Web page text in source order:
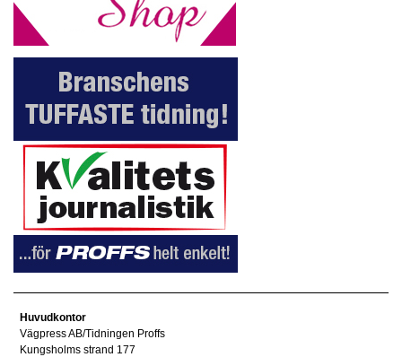
Huvudkontor
Vägpress AB/Tidningen Proffs
Kungsholms strand 177